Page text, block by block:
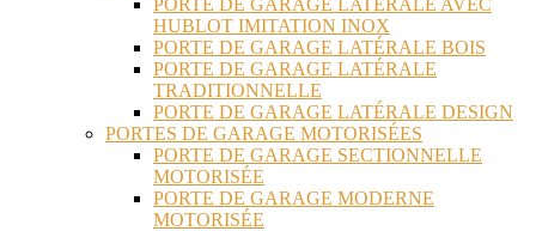
PORTE DE GARAGE LATÉRALE AVEC
HUBLOT IMITATION INOX
PORTE DE GARAGE LATÉRALE BOIS
PORTE DE GARAGE LATÉRALE
TRADITIONNELLE
PORTE DE GARAGE LATÉRALE DESIGN
PORTES DE GARAGE MOTORISÉES
PORTE DE GARAGE SECTIONNELLE
MOTORISÉE
PORTE DE GARAGE MODERNE
MOTORISÉE